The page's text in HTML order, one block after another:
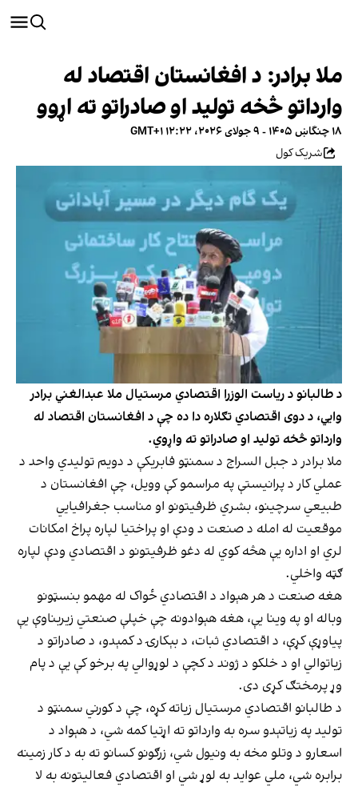
ملا برادر: د افغانستان اقتصاد له
وارداتو څخه تولید او صادراتو ته اړوو
۱۸ چنگاښ ۱۴۰۵ - ۹ جولای ۲۰۲۶، ۱۲:۲۲ GMT+۱
شریک کول
د طالبانو د ریاست الوزرا اقتصادي مرستیال ملا عبدالغني برادر
وايي، د دوی اقتصادي تګلاره دا ده چې د افغانستان اقتصاد له
وارداتو څخه تولید او صادراتو ته واړوي.
ملا برادر د جبل السراج د سمنټو فابریکې د دویم تولیدي واحد د
عملي کار د پرانیستې په مراسمو کې وویل، چې افغانستان د
طبیعي سرچینو، بشري ظرفیتونو او مناسب جغرافیایي
موقعیت له امله د صنعت د ودې او پراختیا لپاره پراخ امکانات
لري او اداره یې هڅه کوي له دغو ظرفیتونو د اقتصادي ودې لپاره
ګټه واخلي.
هغه صنعت د هر هېواد د اقتصادي ځواک له مهمو بنسټونو
وباله او په وینا یې، هغه هېوادونه چې خپلې صنعتي زیربناوې یې
پیاوړې کړې، د اقتصادي ثبات، د بېکارۍ د کمېدو، د صادراتو د
زیاتوالي او د خلکو د ژوند د کچې د لوړوالي په برخو کې یې د پام
وړ پرمختګ کړی دی.
د طالبانو اقتصادي مرستیال زیاته کړه، چې د کورني سمنټو د
تولید په زیاتېدو سره به وارداتو ته اړتیا کمه شي، د هېواد د
اسعارو د وتلو مخه به ونیول شي، زرګونو کسانو ته به د کار زمینه
برابره شي، ملي عواید به لوړ شي او اقتصادي فعالیتونه به لا